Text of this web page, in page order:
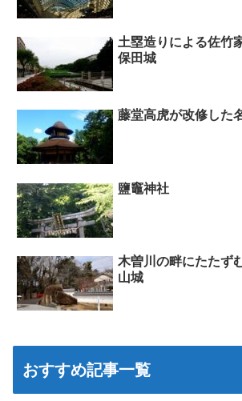
土塁造りによる佐
保田城
藤堂高虎が改修し
鹽竈神社
木曽川の畔にたた
山城
おすすめ記事一覧